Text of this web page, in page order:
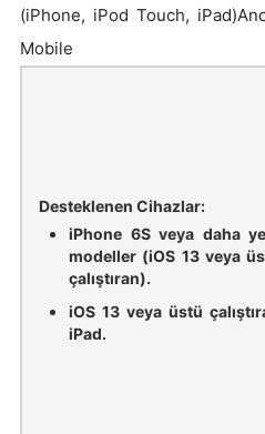
(iPhone, iPod Touch,
Mobile
Desteklenen Cihazlar:
iPhone 6S veya daha
modeller (iOS 13 veya
çalıştıran).
iOS 13 veya üstü
iPad.